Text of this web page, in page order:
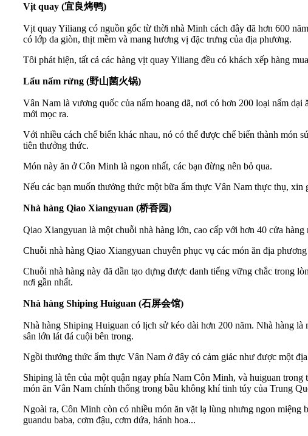
Vịt quay (宜良烤鸭)
Vịt quay Yiliang có nguồn gốc từ thời nhà Minh cách đây đã hơn 600
có lớp da giòn, thịt mềm và mang hương vị đặc trưng của địa phương.
Tôi phát hiện, tất cả các hàng vịt quay Yiliang đều có khách xếp hàng
Lẩu nấm rừng (野山菌火锅)
Vân Nam là vương quốc của nấm hoang dã, nơi có hơn 200 loại nấm
mới mọc ra.
Với nhiều cách chế biến khác nhau, nó có thể được chế biến thành món
tiên thưởng thức.
Món này ăn ở Côn Minh là ngon nhất, các bạn đừng nên bỏ qua.
Nếu các bạn muốn thưởng thức một bữa ẩm thực Vân Nam thực thụ,
Nhà hàng Qiao Xiangyuan (桥香园)
Qiao Xiangyuan là một chuỗi nhà hàng lớn, cao cấp với hơn 40 cửa
Chuỗi nhà hàng Qiao Xiangyuan chuyên phục vụ các món ăn địa
Chuỗi nhà hàng này đã dần tạo dựng được danh tiếng vững chắc trong
nơi gần nhất.
Nhà hàng Shiping Huiguan (石屏会馆)
Nhà hàng Shiping Huiguan có lịch sử kéo dài hơn 200 năm. Nhà hàng
sân lớn lát đá cuội bên trong.
Ngồi thưởng thức ẩm thực Vân Nam ở đây có cảm giác như được một
Shiping là tên của một quận ngay phía Nam Côn Minh, và huiguan
món ăn Vân Nam chính thống trong bầu không khí tinh túy của Trung
Ngoài ra, Côn Minh còn có nhiều món ăn vặt lạ lùng nhưng ngon miệng
guandu baba, cơm đậu, cơm dứa, hánh hoa...